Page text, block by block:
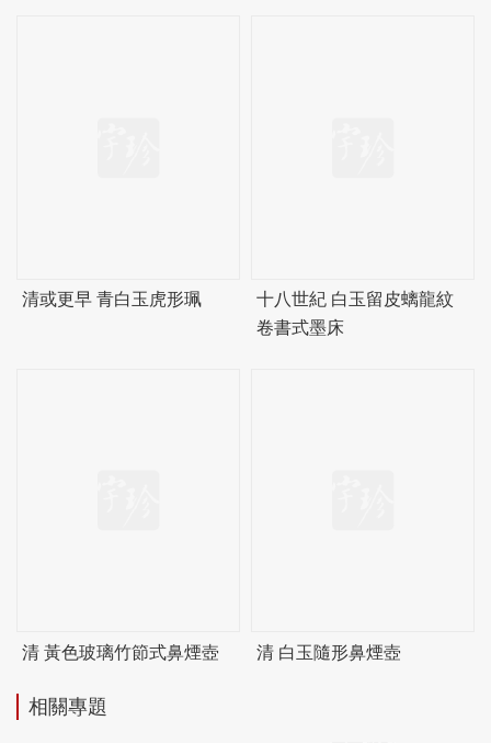
清或更早 青白玉虎形珮
十八世紀 白玉留皮螭龍紋
卷書式墨床
清 黃色玻璃竹節式鼻煙壺 清 白玉隨形鼻煙壺
相關專題